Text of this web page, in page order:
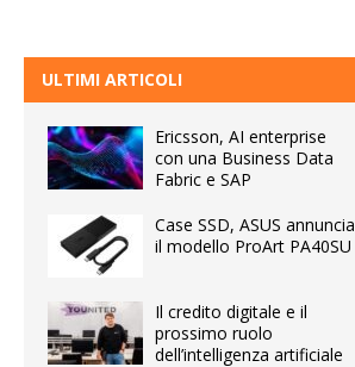
ULTIMI ARTICOLI
Ericsson, AI enterprise
con una Business Data
Fabric e SAP
Case SSD, ASUS annuncia
il modello ProArt PA40SU
Il credito digitale e il
prossimo ruolo
dell’intelligenza artificiale